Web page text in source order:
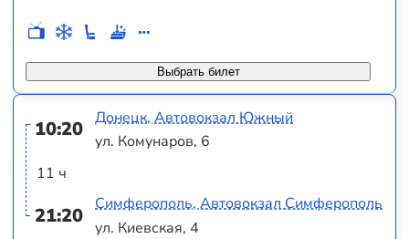
Выбрать билет
10:20
11 ч
21:20
Донецк, Автовокзал Южный
ул. Комунаров, 6
Симферополь, Автовокзал Симферополь
ул. Киевская, 4